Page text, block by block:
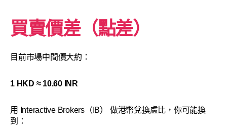
買賣價差（點差）
目前市場中間價大約：
1 HKD ≈ 10.60 INR
用 Interactive Brokers（IB） 做港幣兌換盧比，你可能換
到：